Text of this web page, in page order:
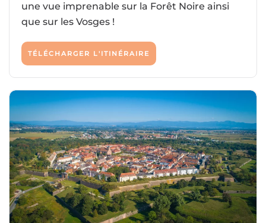
une vue imprenable sur la Forêt Noire ainsi
que sur les Vosges !
TÉLÉCHARGER L'ITINÉRAIRE